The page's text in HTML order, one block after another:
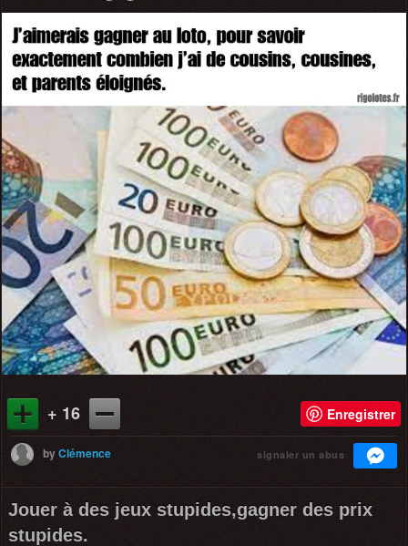
+ 16 Enregistrer
byClémence signaler un abus
Jouer à des jeux stupides,gagner des prix
stupides.